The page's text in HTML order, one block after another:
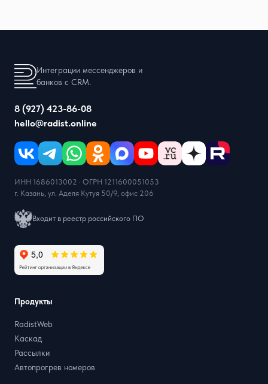
Интеграции мессенджеров и
банков с CRM.
8 (927) 423-86-08
hello@radist.online
ИНН 1686013002 · ОГРН 1211600051053
г. Казань, ул. Аделя Кутуя 50/9, офис 206
Входит в реестр российского ПО
Продукты
RadistWeb
Каскад
Рассылки
Автопрогрев номеров